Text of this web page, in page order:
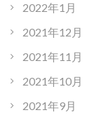
2022年1月
2021年12月
2021年11月
2021年10月
2021年9月